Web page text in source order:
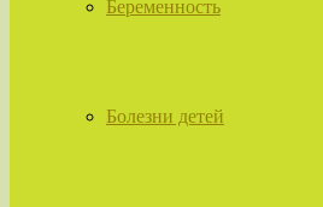
Беременность
Болезни детей